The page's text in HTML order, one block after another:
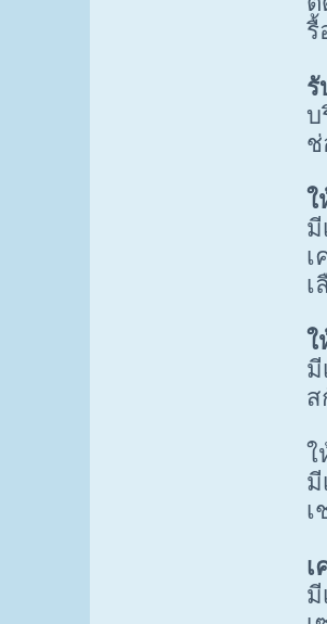
รื้
รั
บ
ช่
ใ
มี
เ
เ
ใ
มี
ส
ใ
มี
เ
เ
มี